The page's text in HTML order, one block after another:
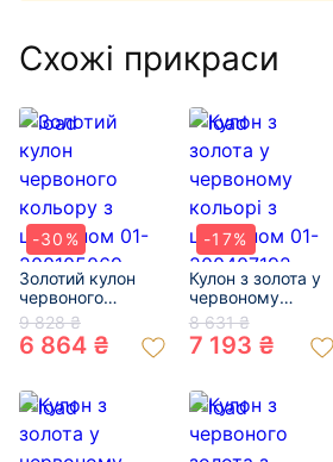
Схожі прикраси
-30%
Золотий кулон
червоного
кольору з
цирконом 01-
200105069
9 828 ₴
6 864 ₴
-17%
Кулон з золота у
червоному
кольорі з
цирконом 01-
200407192
8 631 ₴
7 193 ₴